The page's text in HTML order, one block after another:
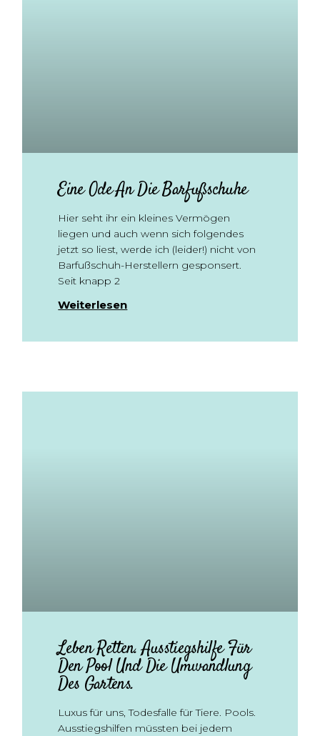
Eine Ode An Die Barfußschuhe
Hier seht ihr ein kleines Vermögen
liegen und auch wenn sich folgendes
jetzt so liest, werde ich (leider!) nicht von
Barfußschuh-Herstellern gesponsert.
Seit knapp 2
Weiterlesen
Leben Retten. Ausstiegshilfe Für
Den Pool Und Die Umwandlung
Des Gartens.
Luxus für uns, Todesfalle für Tiere. Pools.
Ausstiegshilfen müssten bei jedem